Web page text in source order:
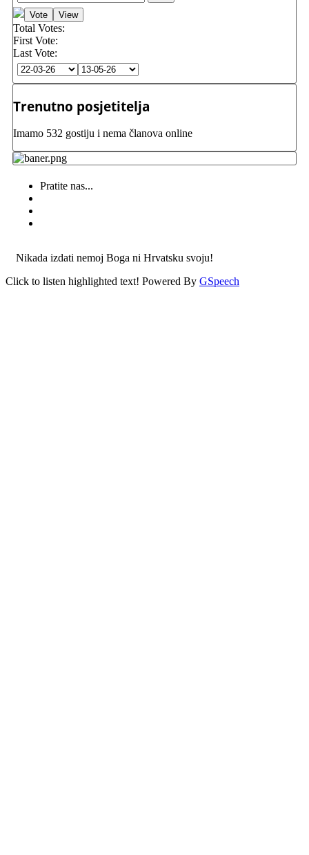
Total Votes:
First Vote:
Last Vote:
Trenutno posjetitelja
Imamo 532 gostiju i nema članova online
Pratite nas...
Nikada izdati nemoj Boga ni Hrvatsku svoju!
Click to listen highlighted text! Powered By GSpeech